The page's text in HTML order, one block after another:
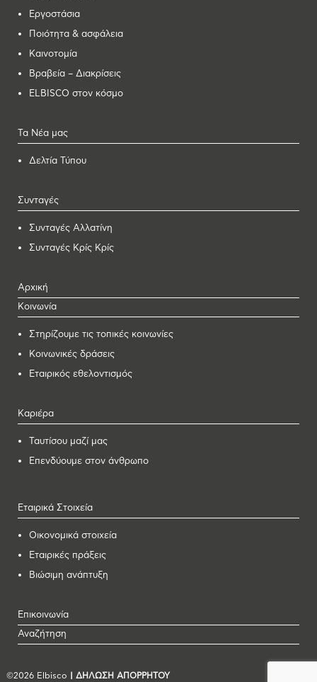
Εργοστάσια
Ποιότητα & ασφάλεια
Καινοτομία
Βραβεία – Διακρίσεις
ELBISCO στον κόσμο
Τα Νέα μας
Δελτία Τύπου
Συνταγές
Συνταγές Αλλατίνη
Συνταγές Κρίς Κρίς
Αρχική
Κοινωνία
Στηρίζουμε τις τοπικές κοινωνίες
Κοινωνικές δράσεις
Εταιρικός εθελοντισμός
Καριέρα
Ταυτίσου μαζί μας
Επενδύουμε στον άνθρωπο
Εταιρικά Στοιχεία
Οικονομικά στοιχεία
Εταιρικές πράξεις
Βιώσιμη ανάπτυξη
Επικοινωνία
Αναζήτηση
©2026 Elbisco | ΔΗΛΩΣΗ ΑΠΟΡΡΗΤΟΥ